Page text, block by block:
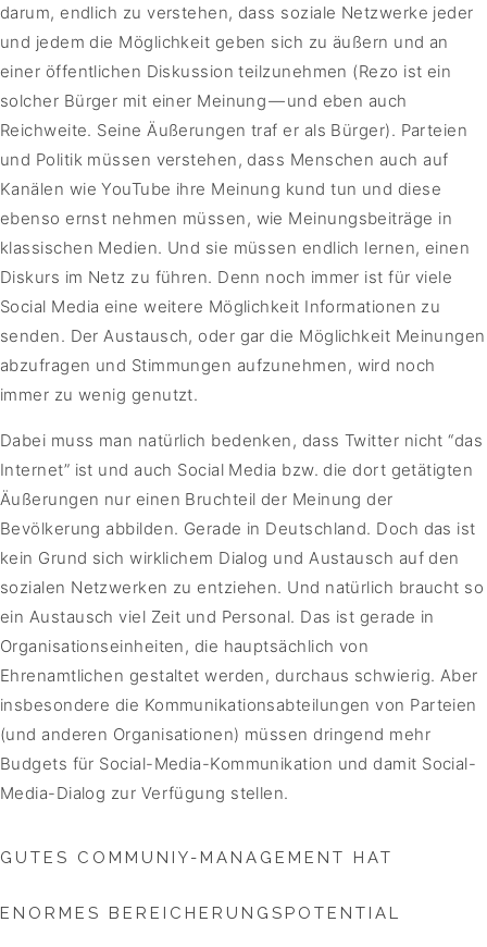
darum, endlich zu verstehen, dass soziale Netzwerke jeder
und jedem die Möglichkeit geben sich zu äußern und an
einer öffentlichen Diskussion teilzunehmen (Rezo ist ein
solcher Bürger mit einer Meinung — und eben auch
Reichweite. Seine Äußerungen traf er als Bürger). Parteien
und Politik müssen verstehen, dass Menschen auch auf
Kanälen wie YouTube ihre Meinung kund tun und diese
ebenso ernst nehmen müssen, wie Meinungsbeiträge in
klassischen Medien. Und sie müssen endlich lernen, einen
Diskurs im Netz zu führen. Denn noch immer ist für viele
Social Media eine weitere Möglichkeit Informationen zu
senden. Der Austausch, oder gar die Möglichkeit Meinungen
abzufragen und Stimmungen aufzunehmen, wird noch
immer zu wenig genutzt.
Dabei muss man natürlich bedenken, dass Twitter nicht “das
Internet” ist und auch Social Media bzw. die dort getätigten
Äußerungen nur einen Bruchteil der Meinung der
Bevölkerung abbilden. Gerade in Deutschland. Doch das ist
kein Grund sich wirklichem Dialog und Austausch auf den
sozialen Netzwerken zu entziehen. Und natürlich braucht so
ein Austausch viel Zeit und Personal. Das ist gerade in
Organisationseinheiten, die hauptsächlich von
Ehrenamtlichen gestaltet werden, durchaus schwierig. Aber
insbesondere die Kommunikationsabteilungen von Parteien
(und anderen Organisationen) müssen dringend mehr
Budgets für Social-Media-Kommunikation und damit Social-
Media-Dialog zur Verfügung stellen.
GUTES COMMUNIY-MANAGEMENT HAT
ENORMES BEREICHERUNGSPOTENTIAL